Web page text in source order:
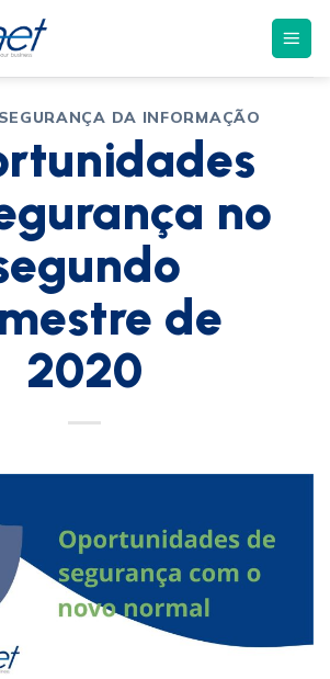
SEGURANÇA DA INFORMAÇÃO
no
de
2020